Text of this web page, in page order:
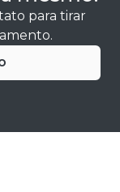
para tirar